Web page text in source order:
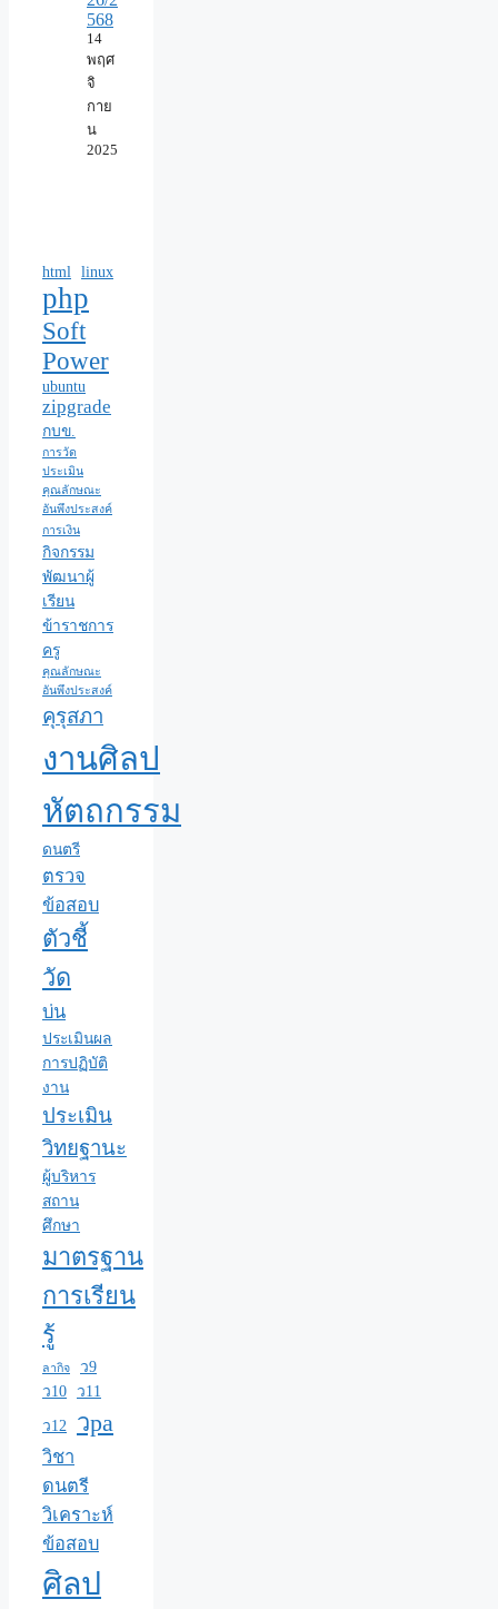
568
14
พฤศ
จิ
กาย
น
2025
html linux
php
Soft
Power
ubuntu
zipgrade
กบข.
การวัด
ประเมิน
คุณลักษณะ
อันพึงประสงค์
การเงิน
กิจกรรม
พัฒนาผู้
เรียน
ข้าราชการ
ครู
คุณลักษณะ
อันพึงประสงค์
คุรุสภา
งานศิลป
หัตถกรรม
ดนตรี
ตรวจ
ข้อสอบ
ตัวชี้
วัด
บ่น
ประเมินผล
การปฏิบัติ
งาน
ประเมิน
วิทยฐานะ
ผู้บริหาร
สถาน
ศึกษา
มาตรฐาน
การเรียน
รู้
ลากิจ
ว9
ว10 ว11
ว12 วpa
วิชา
ดนตรี
วิเคราะห์
ข้อสอบ
ศิลป